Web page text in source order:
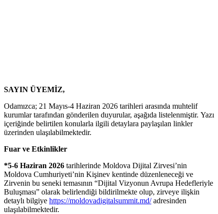
SAYIN ÜYEMİZ,
Odamızca; 21 Mayıs-4 Haziran 2026 tarihleri arasında muhtelif
kurumlar tarafından gönderilen duyurular, aşağıda listelenmiştir. Yazı
içeriğinde belirtilen konularla ilgili detaylara paylaşılan linkler
üzerinden ulaşılabilmektedir.
Fuar ve Etkinlikler
*5-6 Haziran 2026 tarihlerinde Moldova Dijital Zirvesi’nin
Moldova Cumhuriyeti’nin Kişinev kentinde düzenleneceği ve
Zirvenin bu seneki temasının “Dijital Vizyonun Avrupa Hedefleriyle
Buluşması” olarak belirlendiği bildirilmekte olup, zirveye ilişkin
detaylı bilgiye https://moldovadigitalsummit.md/adresinden
ulaşılabilmektedir.